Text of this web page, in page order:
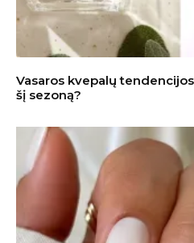
Vasaros kvepalų
šį sezoną?